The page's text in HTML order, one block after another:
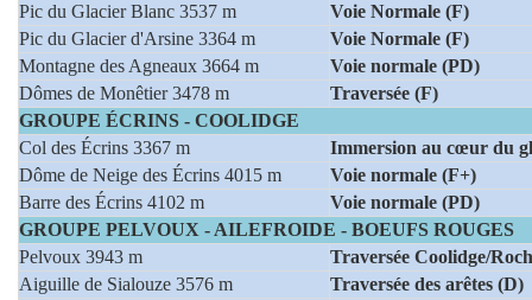
Pic du Glacier Blanc 3537 m
Voie Normale (F)
Pic du Glacier d'Arsine 3364 m
Voie Normale (F)
Montagne des Agneaux 3664 m
Voie normale (PD)
Dômes de Monêtier 3478 m
Traversée (F)
GROUPE ÉCRINS - COOLIDGE
Col des Écrins 3367 m
Immersion au cœur du
Dôme de Neige des Écrins 4015 m
Voie normale (F+)
Barre des Écrins 4102 m
Voie normale (PD)
GROUPE PELVOUX - AILEFROIDE - BOEUFS ROUGES
Pelvoux 3943 m
Traversée Coolidge/
Aiguille de Sialouze 3576 m
Traversée des arêtes (D)